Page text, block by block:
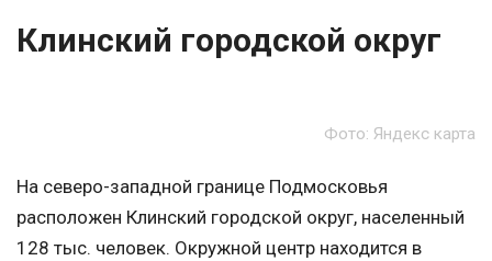
Клинский городской округ
Фото: Яндекс карта
На северо-западной границе Подмосковья
расположен Клинский городской округ, населенный
128 тыс. человек. Окружной центр находится в